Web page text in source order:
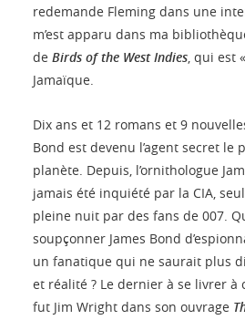
redemande Fleming dans une
m’est apparu dans ma
de Birds of the West Indies, qui est
Jamaïque.
Dix ans et 12 romans et 9
Bond est devenu l’agent secret le
planète. Depuis, l’ornithologue
jamais été inquiété par la CIA,
pleine nuit par des fans de 007.
soupçonner James Bond
un fanatique qui ne saurait plus
et réalité ? Le dernier à se livrer à
fut Jim Wright dans son ouvrage